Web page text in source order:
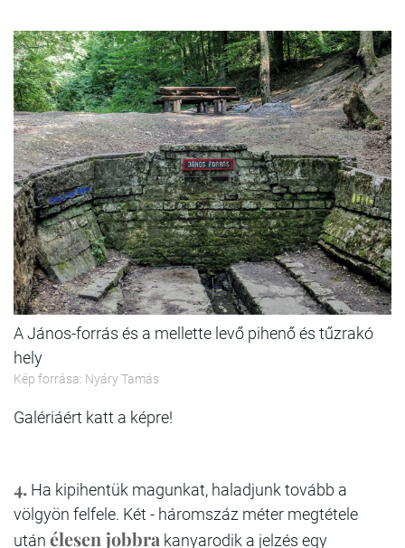
A János-forrás és a mellette levő pihenő és tűzrakó
hely
Kép forrása: Nyáry Tamás
Galériáért katt a képre!
4. Ha kipihentük magunkat, haladjunk tovább a
völgyön felfele. Két - háromszáz méter megtétele
után élesen jobbra kanyarodik a jelzés egy